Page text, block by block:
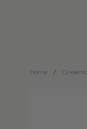
Home /